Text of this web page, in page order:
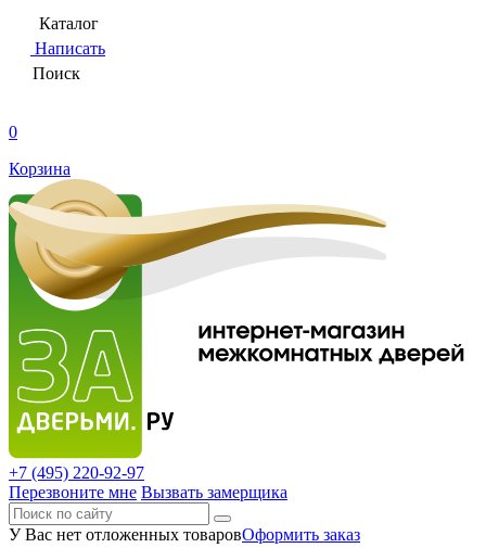
Каталог
Написать
Поиск
0
Корзина
+7 (495) 220-92-97
Перезвоните мне Вызвать замерщика
У Вас нет отложенных товаровОформить заказ